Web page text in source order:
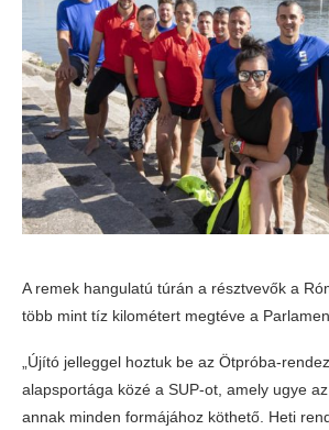
A remek hangulatú túrán a résztvevők a
több mint tíz kilométert megtéve a
„Újító jelleggel hoztuk be az Ötpróba-
alapsportága közé a SUP-ot, amely ugye
annak minden formájához köthető. Heti